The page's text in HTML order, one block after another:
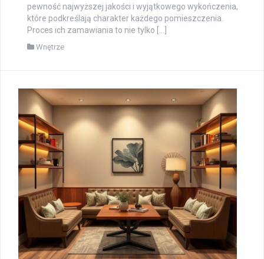
pewność najwyższej jakości i wyjątkowego wykończenia,
które podkreślają charakter każdego pomieszczenia.
Proces ich zamawiania to nie tylko […]
Wnętrze